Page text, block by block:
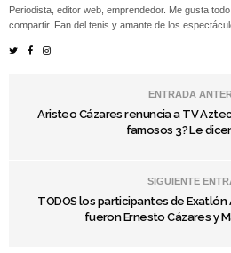
Periodista, editor web, emprendedor. Me gusta
compartir. Fan del tenis y amante de los
ENTRADA
Aristeo Cázares renuncia a TV
famosos 3? Le
SIGUIENTE
TODOS los participantes de Exatlón
fueron Ernesto Cázares y